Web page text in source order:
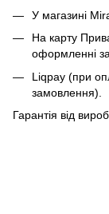
У магазині
На карту
оформленні
Liqpay (при
замовлення).
Гарантія від